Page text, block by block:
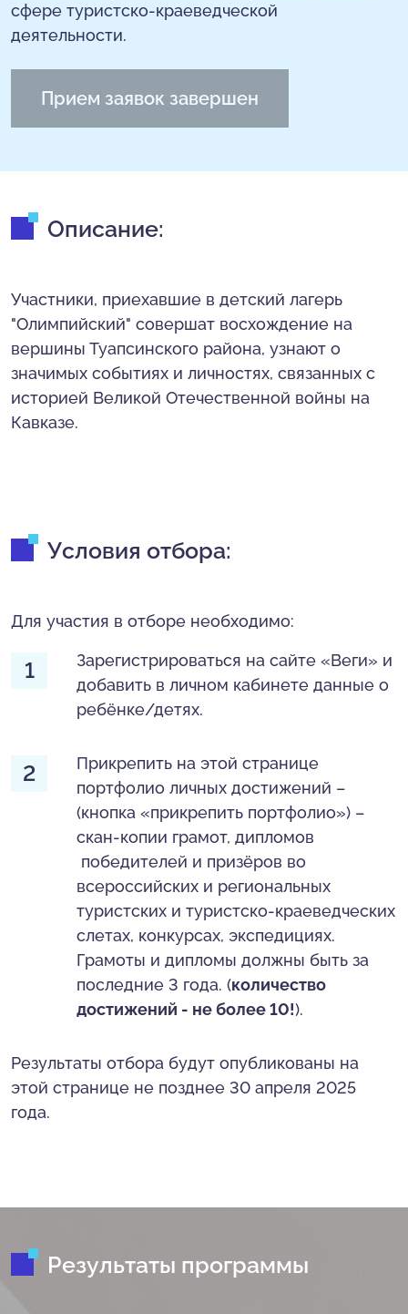
сфере туристско-краеведческой
деятельности.
Прием заявок завершен
Описание:
Участники, приехавшие в детский лагерь
"Олимпийский" совершат восхождение на
вершины Туапсинского района, узнают о
значимых событиях и личностях, связанных с
историей Великой Отечественной войны на
Кавказе.
Условия отбора:
Для участия в отборе необходимо:
Зарегистрироваться на сайте «Веги» и
добавить в личном кабинете данные о
ребёнке/детях.
Прикрепить на этой странице
портфолио личных достижений –
(кнопка «прикрепить портфолио») –
скан-копии грамот, дипломов
победителей и призёров во
всероссийских и региональных
туристских и туристско-краеведческих
слетах, конкурсах, экспедициях.
Грамоты и дипломы должны быть за
последние 3 года. (количество
достижений - не более 10!).
Результаты отбора будут опубликованы на
этой странице не позднее 30 апреля 2025
года.
Результаты программы